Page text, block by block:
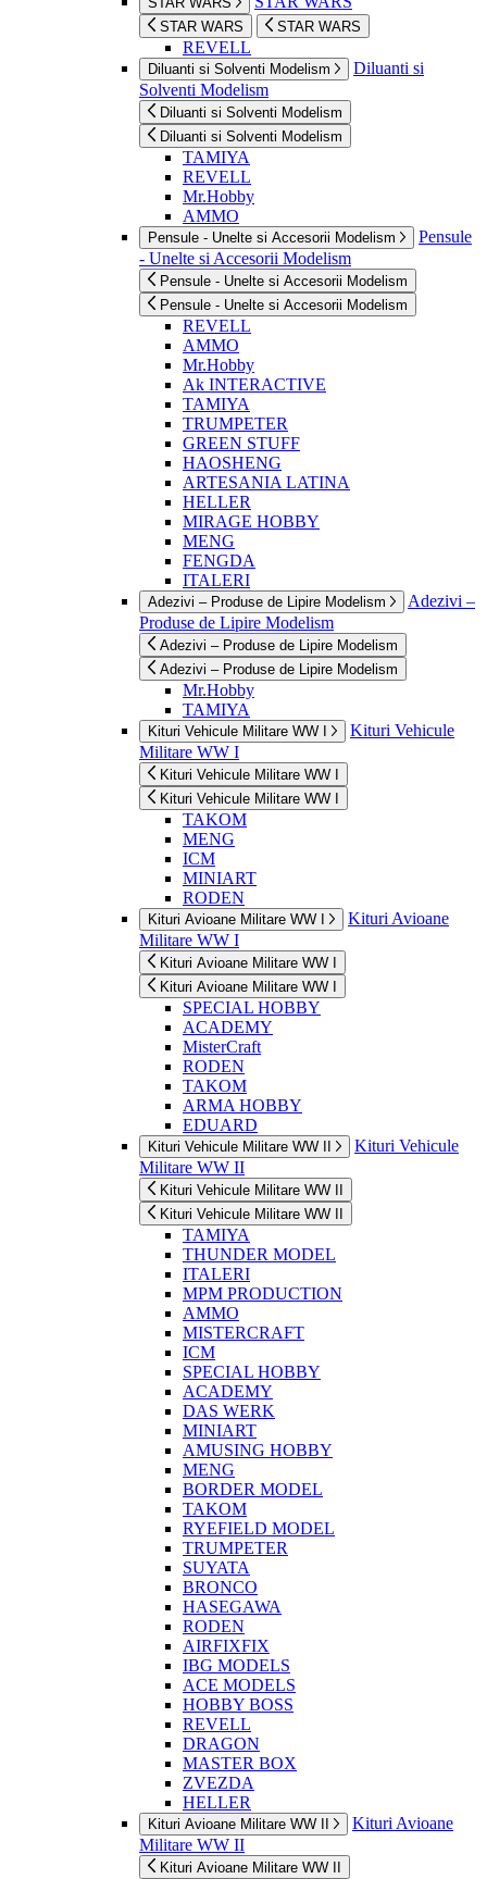
STAR WARS STAR WARS
REVELL
Diluanti si Solventi Modelism
Diluanti si
Solventi Modelism
Diluanti si Solventi Modelism
Diluanti si Solventi Modelism
TAMIYA
REVELL
Mr.Hobby
AMMO
Pensule - Unelte si Accesorii Modelism
Pensule
- Unelte si Accesorii Modelism
Pensule - Unelte si Accesorii Modelism
Pensule - Unelte si Accesorii Modelism
REVELL
AMMO
Mr.Hobby
Ak INTERACTIVE
TAMIYA
TRUMPETER
GREEN STUFF
HAOSHENG
ARTESANIA LATINA
HELLER
MIRAGE HOBBY
MENG
FENGDA
ITALERI
Adezivi – Produse de Lipire Modelism
Adezivi –
Produse de Lipire Modelism
Adezivi – Produse de Lipire Modelism
Adezivi – Produse de Lipire Modelism
Mr.Hobby
TAMIYA
Kituri Vehicule Militare WW I
Kituri Vehicule
Militare WW I
Kituri Vehicule Militare WW I
Kituri Vehicule Militare WW I
TAKOM
MENG
ICM
MINIART
RODEN
Kituri Avioane Militare WW I
Kituri Avioane
Militare WW I
Kituri Avioane Militare WW I
Kituri Avioane Militare WW I
SPECIAL HOBBY
ACADEMY
MisterCraft
RODEN
TAKOM
ARMA HOBBY
EDUARD
Kituri Vehicule Militare WW II
Kituri Vehicule
Militare WW II
Kituri Vehicule Militare WW II
Kituri Vehicule Militare WW II
TAMIYA
THUNDER MODEL
ITALERI
MPM PRODUCTION
AMMO
MISTERCRAFT
ICM
SPECIAL HOBBY
ACADEMY
DAS WERK
MINIART
AMUSING HOBBY
MENG
BORDER MODEL
TAKOM
RYEFIELD MODEL
TRUMPETER
SUYATA
BRONCO
HASEGAWA
RODEN
AIRFIXFIX
IBG MODELS
ACE MODELS
HOBBY BOSS
REVELL
DRAGON
MASTER BOX
ZVEZDA
HELLER
Kituri Avioane Militare WW II
Kituri Avioane
Militare WW II
Kituri Avioane Militare WW II